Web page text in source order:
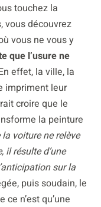
touchez la
vous découvrez
vous ne vous y
que l’usure ne
effet, la ville, la
impriment leur
croire que le
la peinture
la voiture ne relève
il résulte d’une
sur la
puis soudain, le
n’est qu’une